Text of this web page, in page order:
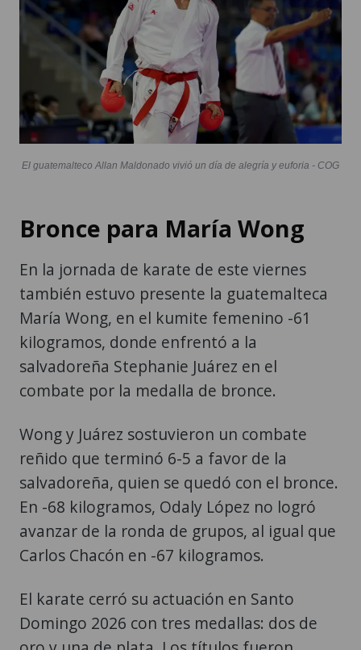
El guatemalteco Allan Maldonado vivió un día de alegría y euforia - COG
Bronce para María Wong
En la jornada de karate de este viernes
también estuvo presente la guatemalteca
María Wong, en el kumite femenino -61
kilogramos, donde enfrentó a la
salvadoreña Stephanie Juárez en el
combate por la medalla de bronce.
Wong y Juárez sostuvieron un combate
reñido que terminó 6-5 a favor de la
salvadoreña, quien se quedó con el bronce.
En -68 kilogramos, Odaly López no logró
avanzar de la ronda de grupos, al igual que
Carlos Chacón en -67 kilogramos.
El karate cerró su actuación en Santo
Domingo 2026 con tres medallas: dos de